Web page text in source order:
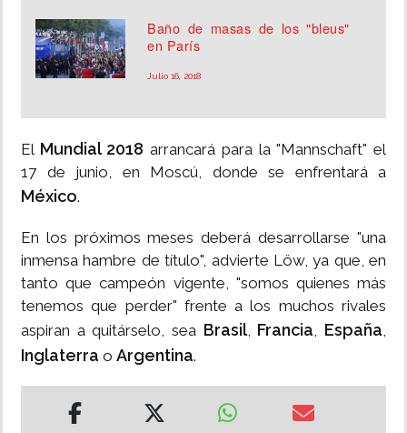
Baño de masas de los "bleus"
en París
Julio 16, 2018
El Mundial 2018 arrancará para la "Mannschaft" el
17 de junio, en Moscú, donde se enfrentará a
México.
En los próximos meses deberá desarrollarse "una
inmensa hambre de título", advierte Löw, ya que, en
tanto que campeón vigente, "somos quienes más
tenemos que perder" frente a los muchos rivales
aspiran a quitárselo, sea Brasil, Francia, España,
Inglaterra o Argentina.